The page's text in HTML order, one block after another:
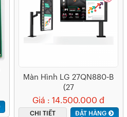
Màn Hình LG 27QN880-B
(27
Inch/2K/IPS/75Hz/5ms/350
Nits/HDMI+DP+TypeC)
Giá : 14.500.000 đ
CHI TIẾT ĐẶT HÀNG